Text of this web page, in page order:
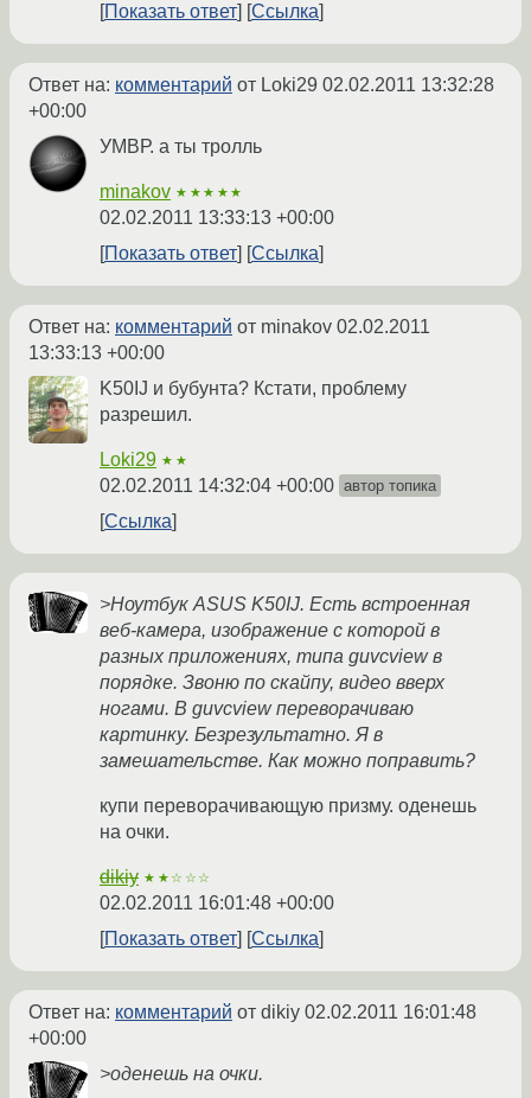
Показать ответ Ссылка
Ответ на: комментарий от Loki29 02.02.2011 13:32:28
+00:00
УМВР. а ты тролль
minakov ★★★★★
02.02.2011 13:33:13 +00:00
Показать ответ
Ссылка
Ответ на: комментарий от minakov 02.02.2011
13:33:13 +00:00
K50IJ и бубунта? Кстати, проблему
разрешил.
Loki29 ★★
02.02.2011 14:32:04 +00:00 автор топика
Ссылка
>Ноутбук ASUS K50IJ. Есть встроенная
веб-камера, изображение с которой в
разных приложениях, типа guvcview в
порядке. Звоню по скайпу, видео вверх
ногами. В guvcview переворачиваю
картинку. Безрезультатно. Я в
замешательстве. Как можно поправить?
купи переворачивающую призму. оденешь
на очки.
dikiy ★★☆☆☆
02.02.2011 16:01:48 +00:00
Показать ответ
Ссылка
Ответ на: комментарий от dikiy 02.02.2011 16:01:48
+00:00
>оденешь на очки.